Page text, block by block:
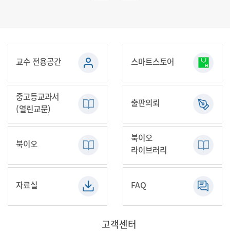
교수 전용공간 스마트스토어
중고등교과서
(열린교문)
출판의뢰
북이오
북이오
라이브러리
자료실 FAQ
고객센터